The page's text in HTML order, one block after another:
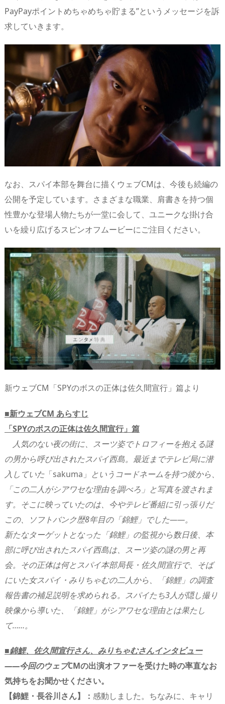
PayPayポイントめちゃめちゃ貯まる”というメッセージを訴
求していきます。
なお、スパイ本部を舞台に描くウェブCMは、今後も続編の
公開を予定しています。さまざまな職業、肩書きを持つ個
性豊かな登場人物たちが一堂に会して、ユニークな掛け合
いを繰り広げるスピンオフムービーにご注目ください。
新ウェブCM「SPYのボスの正体は佐久間宣行」篇より
■新ウェブCM あらすじ
「SPYのボスの正体は佐久間宣行」篇
人気のない夜の街に、スーツ姿でトロフィーを抱える謎
の男から呼び出されたスパイ西島。最近までテレビ局に潜
入していた 「sakuma」 というコードネームを持つ彼から、
「この二人がシアワセな理由を調べろ」と写真を渡されま
す。そこに映っていたのは、今やテレビ番組に引っ張りだ
この、ソフトバンク歴8年目の「錦鯉」でした――。
新たなターゲットとなった「錦鯉」の監視から数日後、本
部に呼び出されたスパイ西島は、スーツ姿の謎の男と再
会。その正体は何とスパイ本部局長・佐久間宣行で、そば
にいた女スパイ・みりちゃむの二人から、「錦鯉」の調査
報告書の補足説明を求められる。スパイたち3人が隠し撮り
映像から導いた、「錦鯉」がシアワセな理由とは果たし
て……。
■錦鯉、佐久間宣行さん、みりちゃむさんインタビュー
――今回のウェブCMの出演オファーを受けた時の率直なお
気持ちをお聞かせください。
【錦鯉・長谷川さん】： 感動しました。ちなみに、キャリ